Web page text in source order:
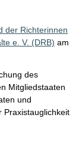
der Richterinnen
e. V. (DRB) am
des
Mitgliedstaaten
und
Praxistauglichkeit